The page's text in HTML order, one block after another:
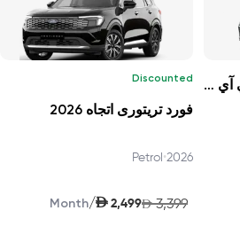
ڤولكس ڤاجن جولف جي تي آي بي 1 2024 Discounted
فورد تريتورى اتجاه 2026
2026
•
Petrol
AED 3,399
AED 2,499
/
Month